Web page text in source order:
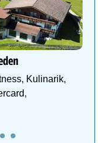
Kulinarik,